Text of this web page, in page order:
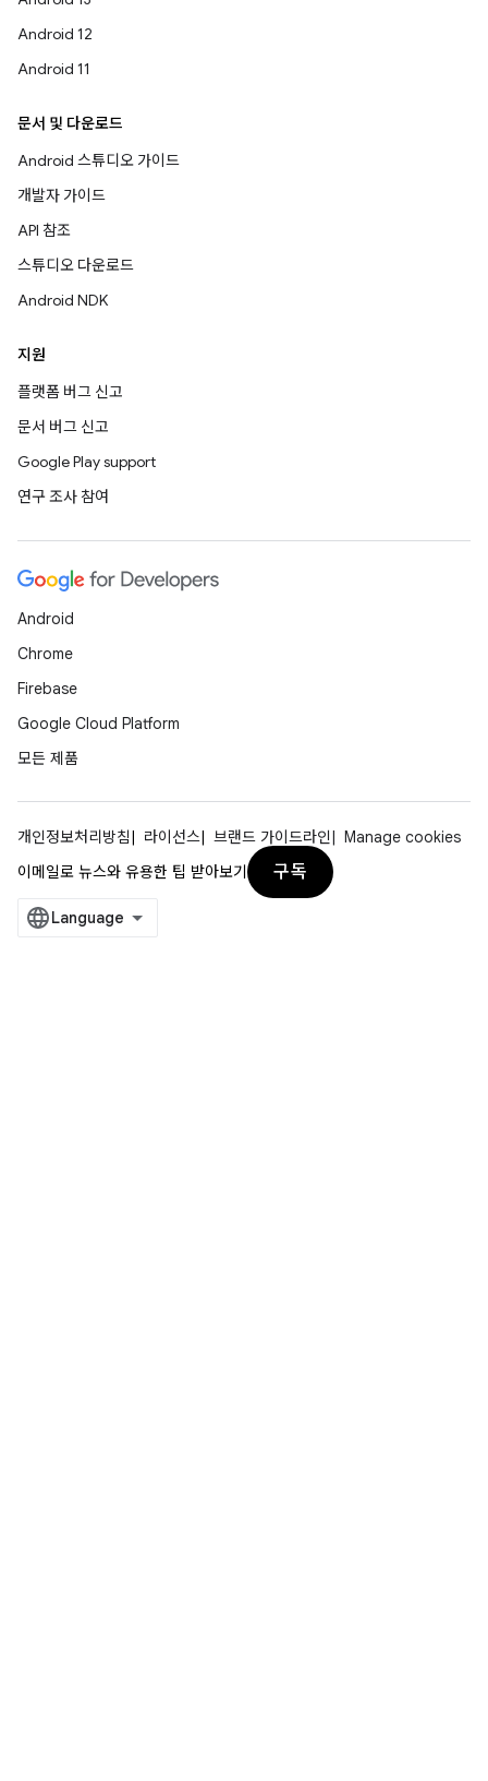
Android 12
Android 11
문서 및 다운로드
Android 스튜디오 가이드
개발자 가이드
API 참조
스튜디오 다운로드
Android NDK
지원
플랫폼 버그 신고
문서 버그 신고
Google Play support
연구 조사 참여
Android
Chrome
Firebase
Google Cloud Platform
모든 제품
개인정보처리방침 라이선스 브랜드 가이드라인
Manage cookies
이메일로 뉴스와 유용한 팁 받아보기
구독